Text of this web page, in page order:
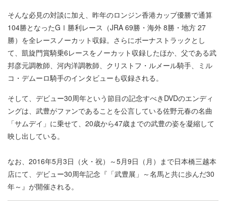
そんな必見の対談に加え、昨年のロンジン香港カップ優勝で通算
104勝となったGⅠ勝利レース（JRA 69勝・海外 8勝・地方 27
勝）を全レースノーカット収録。さらにボーナストラックとし
て、凱旋門賞騎乗6レースをノーカット収録したほか、父である武
邦彦元調教師、河内洋調教師、クリストフ・ルメール騎手、ミル
コ・デムーロ騎手のインタビューも収録される。
そして、デビュー30周年という節目の記念すべきDVDのエンディ
ングは、武豊がファンであることを公言している佐野元春の名曲
「サムデイ」に乗せて、20歳から47歳までの武豊の姿を凝縮して
映し出している。
なお、2016年5月3日（火・祝）～5月9日（月）まで日本橋三越本
店にて、デビュー30周年記念『「武豊展」～名馬と共に歩んだ30
年～』が開催される。